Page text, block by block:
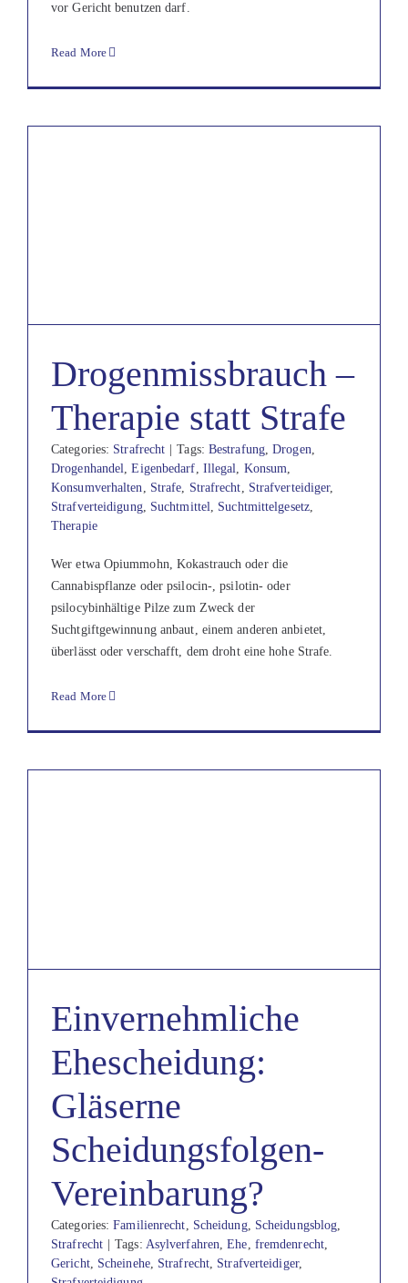
vor Gericht benutzen darf.
Read More
Drogenmissbrauch –
Therapie statt Strafe
Categories: Strafrecht Tags: Bestrafung,Drogen,
Drogenhandel,Eigenbedarf, Illegal, Konsum,
Konsumverhalten, Strafe, Strafrecht, Strafverteidiger,
Strafverteidigung, Suchtmittel, Suchtmittelgesetz,
Therapie
Wer etwa Opiummohn, Kokastrauch oder die
Cannabispflanze oder psilocin-, psilotin- oder
psilocybinhältige Pilze zum Zweck der
Suchtgiftgewinnung anbaut, einem anderen anbietet,
überlässt oder verschafft, dem droht eine hohe Strafe.
Read More
Einvernehmliche
Ehescheidung:
Gläserne
Scheidungsfolgen-
Vereinbarung?
Categories:Familienrecht Scheidung, Scheidungsblog
Strafrecht | Tags: Asylverfahren ,Ehe fremdenrecht,
Gericht, Scheinehe, Strafrecht Strafverteidiger,